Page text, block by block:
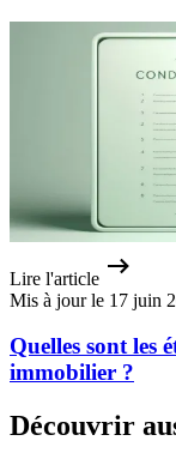
Lire l'article
Mis à jour le 17 juin
Quelles sont les
immobilier ?
Découvrir